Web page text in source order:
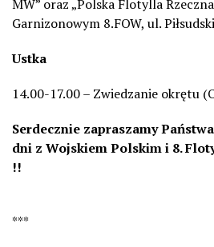
MW” oraz „Polska Flotylla
Garnizonowym 8.FOW, ul.
Ustka
14.00-17.00 – Zwiedzanie okrętu
Serdecznie zapraszamy
dni z Wojskiem Polskim i 8.
!!
***